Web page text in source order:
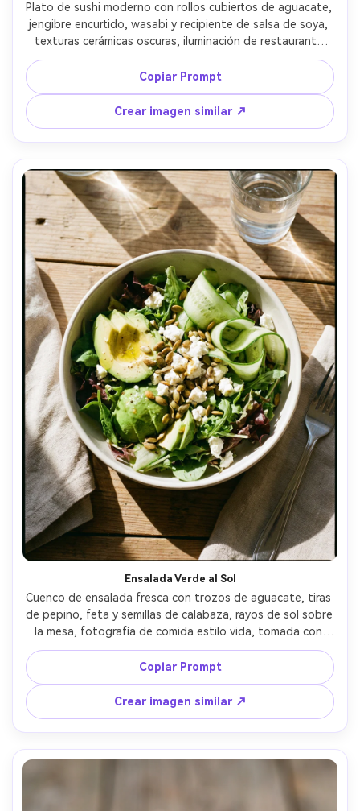
Plato de sushi moderno con rollos cubiertos de aguacate,
jengibre encurtido, wasabi y recipiente de salsa de soya,
texturas cerámicas oscuras, iluminación de restaurante
atmosférica, poca profundidad de campo, tomada con
lente de 85mm, arroz y aguacate fotorealista y brillante,
ambiente de restaurante elegante --ar 4:5
Copiar Prompt
Crear imagen similar ↗
Ensalada Verde al Sol
Cuenco de ensalada fresca con trozos de aguacate, tiras
de pepino, feta y semillas de calabaza, rayos de sol sobre
la mesa, fotografía de comida estilo vida, tomada con
lente de 35mm, sombras naturales, verdes vibrantes,
ingredientes fotorealistas, estética limpia de comida
saludable --ar 4:5
Copiar Prompt
Crear imagen similar ↗